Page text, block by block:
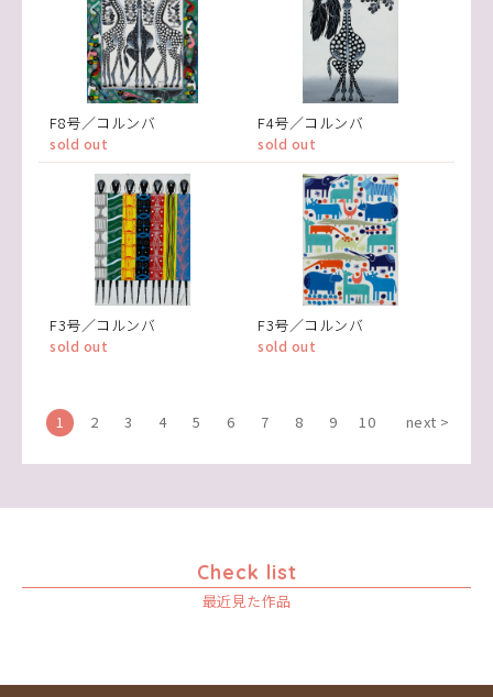
F8号／コルンバ
sold out
F4号／コルンバ
sold out
F3号／コルンバ
sold out
F3号／コルンバ
sold out
1 2 3 4 5 6 7 8 9 10 next >
Check list
最近見た作品